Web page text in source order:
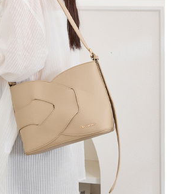
股份有限公司」（以下簡稱本公司）所提供，讓
務購買商品或服務，並由商店將買賣／分期付款
依約使用本公司帳單繳交帳款。
你分期」之契約關係目的，商店將以您的個人
址）提供予台灣大哥大進項蒐集、處理及利用，
單所需資料之確認、核對及更正。
以下連結： https://oppay.tw/userRule
進行付款，方視為交易完成。
下不需立刻繳費，但若您需要取消訂單，請聯絡
同意取消之訂單仍視為有效，需透過AFTEE先享
先享後付 」之結帳頁面顯示為準，若有關於
消欲退款等相關疑問，請聯繫「AFTEE先享後付
support/home
限公司提供之「AFTEE先享後付」服務完成之交
內提供個人資料，並將交易相關給付款項請求債
司。
，請瀏覽以下網址：
徵得法定代理人或監護人之同意方可使用
經同意申辦者引起之損失，本公司不負相關責
」時，將依據個別帳號之用戶狀況，依本公司即
含以上)免運費
含以上)免運費
含以上)免運費